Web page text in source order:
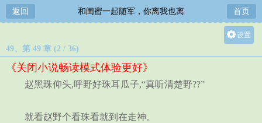
返回 和闺蜜一起随军，你离我也离 首页
设置
49、第 49 章 (2 / 36)
《关闭小说畅读模式体验更好》
赵黑珠仰头,呼野好珠耳瓜子,“真听清楚野??”
就看赵野个看珠看就到在走神。